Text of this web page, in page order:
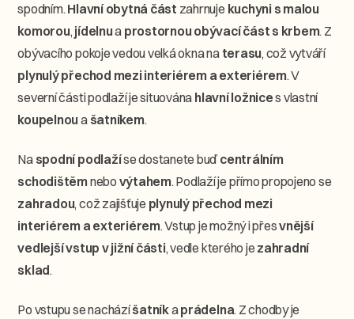
spodním.Hlavní obytná část zahrnuje kuchyni s malou
komorou, jídelnua prostornou obývací část s krbem. Z
obývacího pokoje vedou velká okna na terasu, což vytváří
plynulý přechod mezi interiérem a exteriérem. V
severní části podlaží je situována hlavní ložnices vlastní
koupelnou a šatníkem.
Na spodní podlažíse dostanete buď centrálním
schodištěm nebo výtahem. Podlaží je přímo propojeno se
zahradou, což zajišťuje plynulý přechod mezi
interiérem a exteriérem. Vstup je možný i přesvnější
vedlejší vstup v jižní části, vedle kterého je zahradní
sklad.
Po vstupu se nacházíšatníkaprádelna. Z chodby je